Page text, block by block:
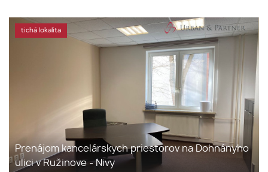
tichá lokalita
Prenájom kancelárskych priestorov na Dohnányho
ulici v Ružinove - Nivy